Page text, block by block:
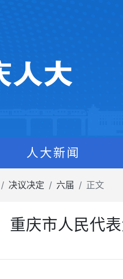
人大新闻
决议决定 六届 正文
重庆市人民代